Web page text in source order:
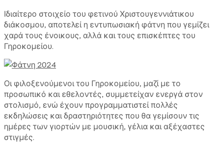
Ιδιαίτερο στοιχείο του φετινού Χριστουγεννιάτικου
διάκοσμου, αποτελεί η εντυπωσιακή φάτνη που γεμίζει
χαρά τους ένοικους, αλλά και τους επισκέπτες του
Γηροκομείου.
Οι φιλοξενούμενοι του Γηροκομείου, μαζί με το
προσωπικό και εθελοντές, συμμετείχαν ενεργά στον
στολισμό, ενώ έχουν προγραμματιστεί πολλές
εκδηλώσεις και δραστηριότητες που θα γεμίσουν τις
ημέρες των γιορτών με μουσική, γέλια και αξέχαστες
στιγμές.